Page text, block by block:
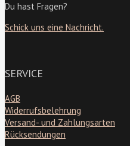
Du hast Fragen?
Schick uns eine Nachricht.
SERVICE
AGB
Widerrufsbelehrung
Versand- und Zahlungsarten
Rücksendungen